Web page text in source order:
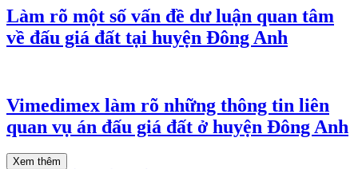
Làm rõ một số vấn đề dư luận quan tâm
về đấu giá đất tại huyện Đông Anh
Vimedimex làm rõ những thông tin liên
quan vụ án đấu giá đất ở huyện Đông Anh
Xem thêm